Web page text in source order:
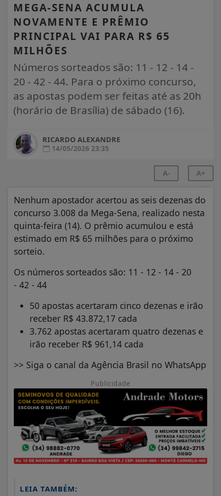
MEGA-SENA ACUMULA
NOVAMENTE E PRÊMIO
PRINCIPAL VAI PARA R$ 65
MILHÕES
Números sorteados são: 11 - 12 - 14 -
20 - 42 - 44. Para o próximo concurso,
as apostas podem ser feitas até as 20h
(horário de Brasília) de sábado (16).
RICARDO ALEXANDRE
14/05/2026 23:35
A- A+
Nenhum apostador acertou as seis dezenas do
concurso 3.008 da Mega-Sena, realizado nesta
quinta-feira (14). O prêmio acumulou e está
estimado em R$ 65 milhões para o próximo
sorteio.
Os números sorteados são: 11 - 12 - 14 - 20
- 42 - 44
50 apostas acertaram cinco dezenas e irão
receber R$ 43.872,17 cada
3.762 apostas acertaram quatro dezenas e
irão receber R$ 961,14 cada
>> Siga o canal da Agência Brasil no WhatsApp
Publicidade
LEIA TAMBÉM: